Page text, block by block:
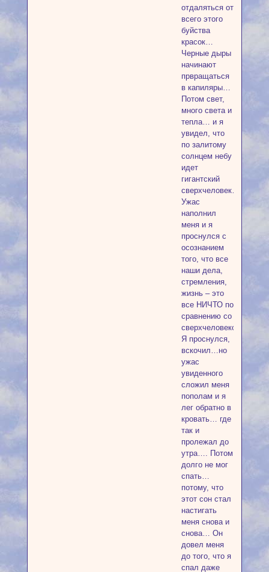
отдаляться от
всего этого
буйства
красок…
Черные дыры
начинают
првращаться
в капиляры…
Потом свет,
много света и
тепла… и я
увидел, что
по залитому
солнцем небу
идет
гигантский
сверхчеловек….
Ужас
наполнил
меня и я
проснулся с
осознанием
того, что все
наши дела,
стремления,
жизнь – это
все НИЧТО по
сравнению со
сверхчеловеком…
Я проснулся,
вскочил…но
ужас
увиденного
сложил меня
пополам и я
лег обратно в
кровать… где
так и
пролежал до
утра…. Потом
долго не мог
спать…
потому, что
этот сон стал
настигать
меня снова и
снова… Он
довел меня
до того, что я
спал даже